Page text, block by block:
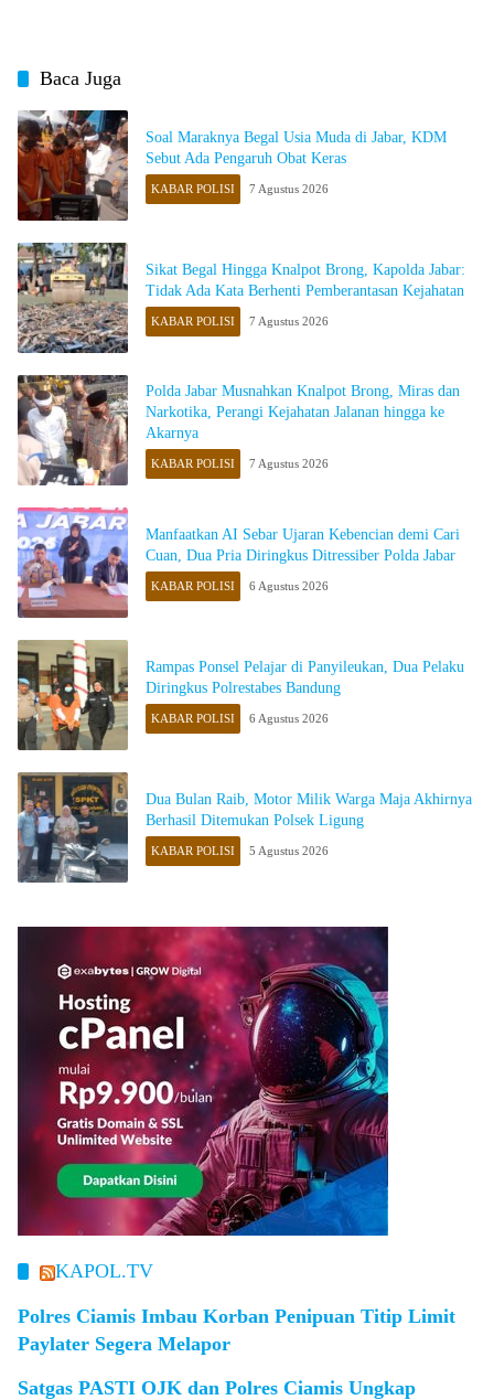
Baca Juga
Soal Maraknya Begal Usia Muda di Jabar, KDM
Sebut Ada Pengaruh Obat Keras
KABAR POLISI 7 Agustus 2026
Sikat Begal Hingga Knalpot Brong, Kapolda Jabar:
Tidak Ada Kata Berhenti Pemberantasan Kejahatan
KABAR POLISI 7 Agustus 2026
Polda Jabar Musnahkan Knalpot Brong, Miras dan
Narkotika, Perangi Kejahatan Jalanan hingga ke
Akarnya
KABAR POLISI 7 Agustus 2026
Manfaatkan AI Sebar Ujaran Kebencian demi Cari
Cuan, Dua Pria Diringkus Ditressiber Polda Jabar
KABAR POLISI 6 Agustus 2026
Rampas Ponsel Pelajar di Panyileukan, Dua Pelaku
Diringkus Polrestabes Bandung
KABAR POLISI 6 Agustus 2026
Dua Bulan Raib, Motor Milik Warga Maja Akhirnya
Berhasil Ditemukan Polsek Ligung
KABAR POLISI 5 Agustus 2026
KAPOL.TV
Polres Ciamis Imbau Korban Penipuan Titip Limit
Paylater Segera Melapor
Satgas PASTI OJK dan Polres Ciamis Ungkap